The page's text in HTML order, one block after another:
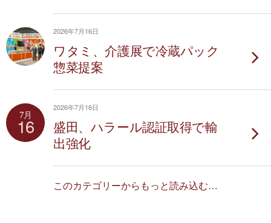
2026年7月16日
ワタミ、介護展で冷蔵パック
惣菜提案
7月
16
2026年7月16日
盛田、ハラール認証取得で輸
出強化
このカテゴリーからもっと読み込む…